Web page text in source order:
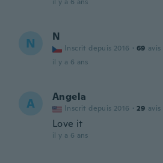
N N
Inscrit depuis 2016 · 69 avis
il y a 6 ans
A Angela
Inscrit depuis 2016 · 29 avis
Love it
il y a 6 ans